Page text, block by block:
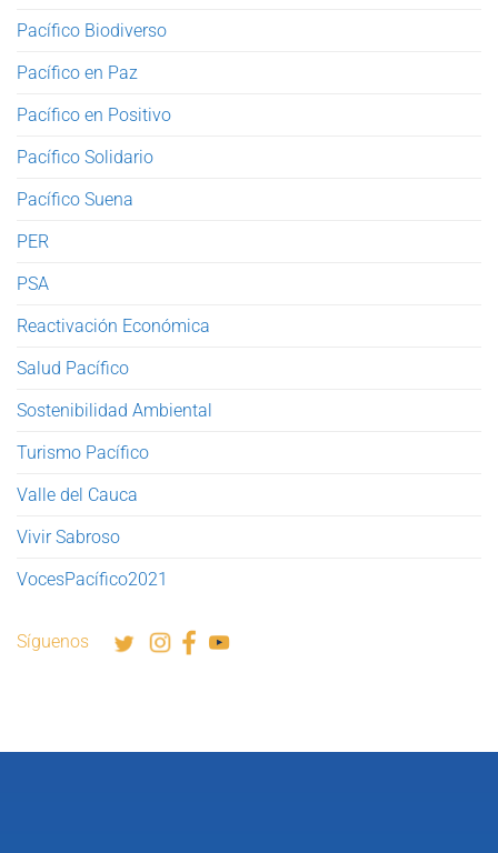
Pacífico Biodiverso
Pacífico en Paz
Pacífico en Positivo
Pacífico Solidario
Pacífico Suena
PER
PSA
Reactivación Económica
Salud Pacífico
Sostenibilidad Ambiental
Turismo Pacífico
Valle del Cauca
Vivir Sabroso
VocesPacífico2021
Síguenos